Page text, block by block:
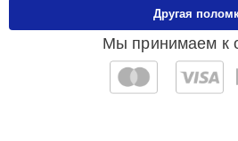
Мы принимаем к
Другая